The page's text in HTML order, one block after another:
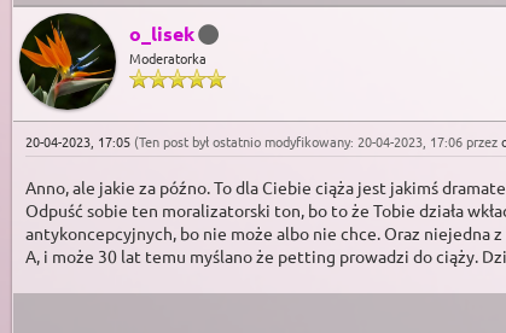
o_lisek
Moderatorka
20-04-2023, 17:05 (Ten post był ostatnio modyfikowany: 20-04-2023, 17:06 przez
Anno, ale jakie za późno. To dla Ciebie ciąża jest jakimś
Odpuść sobie ten moralizatorski ton, bo to że Tobie działa
antykoncepcyjnych, bo nie może albo nie chce. Oraz niejedna
A, i może 30 lat temu myślano że petting prowadzi do ciąży.